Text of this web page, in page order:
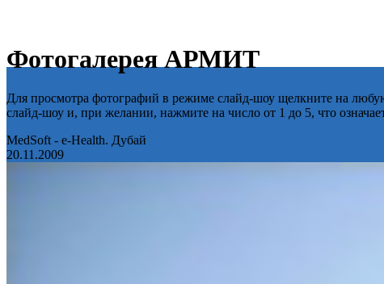
Фотогалерея АРМИТ
Для просмотра фотографий в режиме слайд-шоу щелкните на
слайд-шоу и, при желании, нажмите на число от 1 до 5, что
MedSoft - e-Health. Дубай
20.11.2009